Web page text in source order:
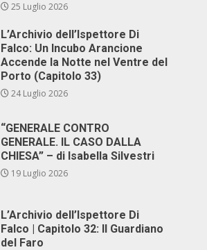
25 Luglio 2026
L’Archivio dell’Ispettore Di
Falco: Un Incubo Arancione
Accende la Notte nel Ventre del
Porto (Capitolo 33)
24 Luglio 2026
“GENERALE CONTRO
GENERALE. IL CASO DALLA
CHIESA” – di Isabella Silvestri
19 Luglio 2026
L’Archivio dell’Ispettore Di
Falco | Capitolo 32: Il Guardiano
del Faro